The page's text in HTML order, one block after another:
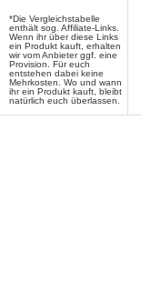
*Die Vergleichstabelle
enthält sog. Affiliate-Links.
Wenn ihr über diese Links
ein Produkt kauft, erhalten
wir vom Anbieter ggf. eine
Provision. Für euch
entstehen dabei keine
Mehrkosten. Wo und wann
ihr ein Produkt kauft, bleibt
natürlich euch überlassen.